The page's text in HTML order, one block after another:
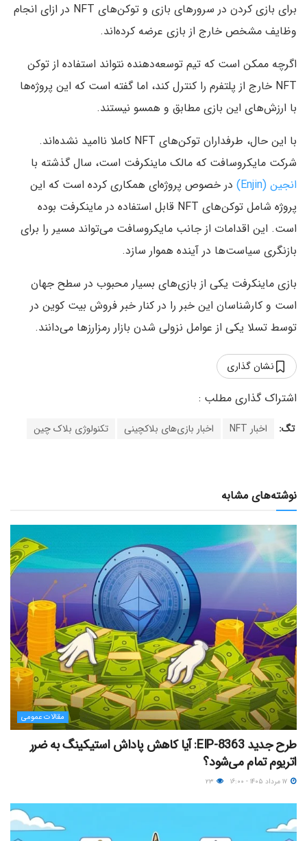
برای بازی کردن در سرورهای بازی و توکن‌های NFT در ازای انجام
وظایف مشخص خارج از بازی عرضه کرده‌اند.
اگرچه ممکن است که تیم توسعه‌دهنده نتواند استفاده از توکن
NFT خارج از پلتفرم را کنترل کند، اما گفته است که این پروژه‌ها
با ارزش‌های این بازی مطابق و همسو نیستند.
با این حال، طرفداران توکن‌های NFT کاملا ناامید نشده‌اند.
شرکت مایکروسافت که مالک ماینکرفت است، سال گذشته با
انجین (Enjin)
در خصوص پروژه‌ای همکاری کرده است که این
پروژه شامل توکن‌های NFT قابل استفاده در ماینکرفت بوده
است. این اقدامات از جانب مایکروسافت می‌تواند مسیر را برای
بازنگری سیاست‌ها در آینده هموار سازد.
بازی ماینکرفت یکی از بازی‌های بسیار محبوب در سطح جهان
است و کارشناسان این خبر را در کنار خبر فروش بیت کوین در
توسط تسلا یکی از عوامل نزولی شدن بازار رمزارزها می‌دانند.
نشان گذاری
تگ: اخبار NFT اخبار بازی‌های بلاکچینی تکنولوژی بلاک چین
نوشته‌های مشابه
مقالات عمومی
طرح جدید EIP-8363: آیا کاهش پاداش استیکینگ به ضرر
اتریوم تمام می‌شود؟